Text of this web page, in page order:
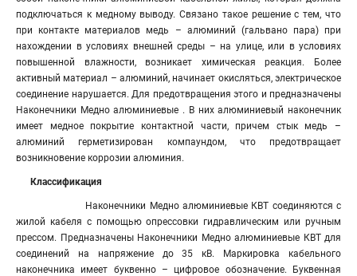
подключаться к медному выводу. Связано такое решение с тем, что
при контакте материалов медь – алюминий (гальвано пара) при
нахождении в условиях внешней среды – на улице, или в условиях
повышенной влажности, возникает химическая реакция. Более
активный материал – алюминий, начинает окисляться, электрическое
соединение нарушается. Для предотвращения этого и предназначены
Наконечники Медно алюминиевые . В них алюминиевый наконечник
имеет медное покрытие контактной части, причем стык медь –
алюминий герметизирован компаундом, что предотвращает
возникновение коррозии алюминия.
Классификация
Наконечники Медно алюминиевые КВТ соединяются с
жилой кабеля с помощью опрессовки гидравлическим или ручным
прессом. Предназначены Наконечники Медно алюминиевые КВТ для
соединений на напряжение до 35 кВ. Маркировка кабельного
наконечника имеет буквенно – цифровое обозначение. Буквенная